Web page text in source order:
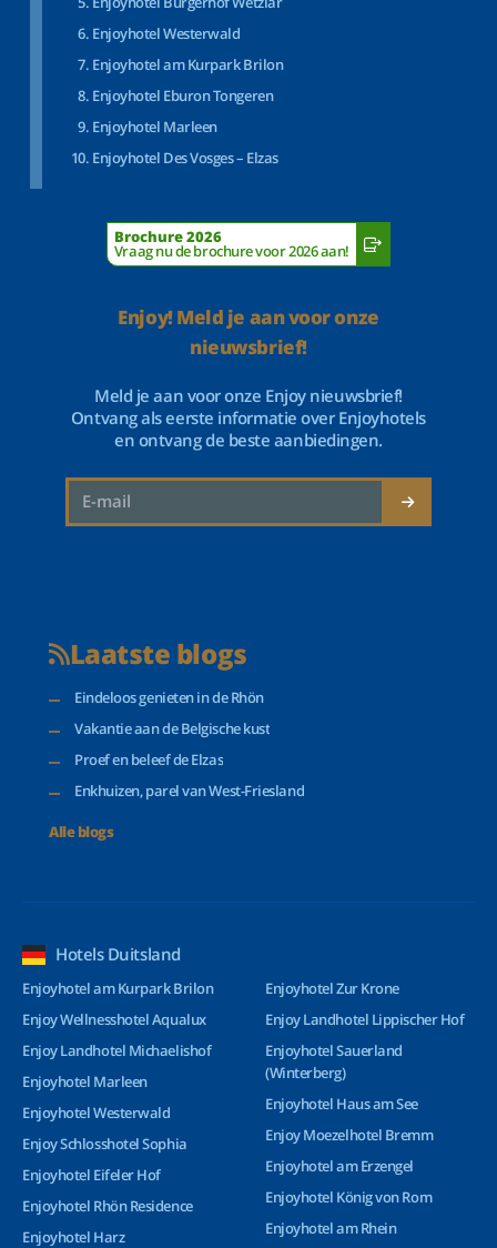
Enjoyhotel Westerwald
Enjoyhotel am Kurpark Brilon
Enjoyhotel Eburon Tongeren
Enjoyhotel Marleen
Enjoyhotel Des Vosges – Elzas
Brochure 2026
Vraag nu de brochure voor 2026 aan!
Enjoy! Meld je aan voor onze
nieuwsbrief!
Meld je aan voor onze Enjoy nieuwsbrief!
Ontvang als eerste informatie over Enjoyhotels
en ontvang de beste aanbiedingen.
Laatste blogs
Eindeloos genieten in de Rhön
Vakantie aan de Belgische kust
Proef en beleef de Elzas
Enkhuizen, parel van West-Friesland
Alle blogs
Hotels Duitsland
Enjoyhotel am Kurpark Brilon
Enjoy Wellnesshotel Aqualux
Enjoy Landhotel Michaelishof
Enjoyhotel Marleen
Enjoyhotel Westerwald
Enjoy Schlosshotel Sophia
Enjoyhotel Eifeler Hof
Enjoyhotel Rhön Residence
Enjoyhotel Harz
Enjoyhotel Zur Krone
Enjoy Landhotel Lippischer Hof
Enjoyhotel Sauerland
(Winterberg)
Enjoyhotel Haus am See
Enjoy Moezelhotel Bremm
Enjoyhotel am Erzengel
Enjoyhotel König von Rom
Enjoyhotel am Rhein